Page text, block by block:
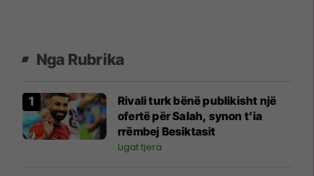
Nga Rubrika
Rivali turk bënë publikisht një
ofertë për Salah, synon t’ia
rrëmbej Besiktasit
Ligat tjera